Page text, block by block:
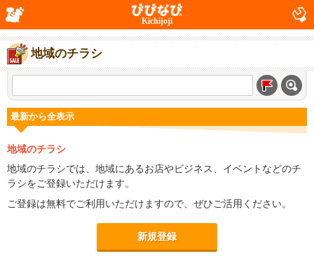
Kichijoji
地域のチラシ
最新から全表示
地域のチラシ
地域のチラシでは、地域にあるお店やビジネス、イベントなどのチ
ラシをご登録いただけます。
ご登録は無料でご利用いただけますので、ぜひご活用ください。
新規登録